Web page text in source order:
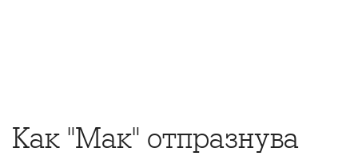
Как "Мак" отпразнува